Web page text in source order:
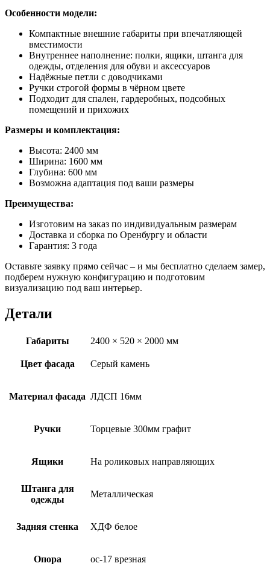
серый
Особенности модели:
Компактные внешние габариты при впечатляющей
вместимости
Внутреннее наполнение: полки, ящики, штанга для
одежды, отделения для обуви и аксессуаров
Надёжные петли с доводчиками
Ручки строгой формы в чёрном цвете
Подходит для спален, гардеробных, подсобных
помещений и прихожих
Размеры и комплектация:
Высота: 2400 мм
Ширина: 1600 мм
Глубина: 600 мм
Возможна адаптация под ваши размеры
Преимущества:
Изготовим на заказ по индивидуальным размерам
Доставка и сборка по Оренбургу и области
Гарантия: 3 года
Оставьте заявку прямо сейчас – и мы бесплатно сделаем замер,
подберем нужную конфигурацию и подготовим
визуализацию под ваш интерьер.
Детали
Габариты 2400 × 520 × 2000 мм
Цвет фасада Серый камень
Материал фасада ЛДСП 16мм
Ручки Торцевые 300мм графит
Ящики На роликовых направляющих
Штанга для
одежды
Металлическая
Задняя стенка ХДФ белое
Опора ос-17 врезная